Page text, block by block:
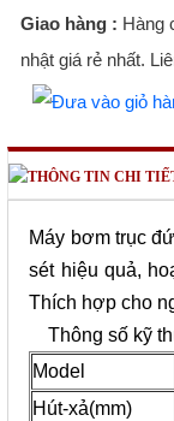
Giao hàng : Hàng
nhật giá rẻ nhất.
Máy bơm trục
sét hiệu quả,
Thích hợp cho
Thông số kỹ
Model
Hút-xả(mm)